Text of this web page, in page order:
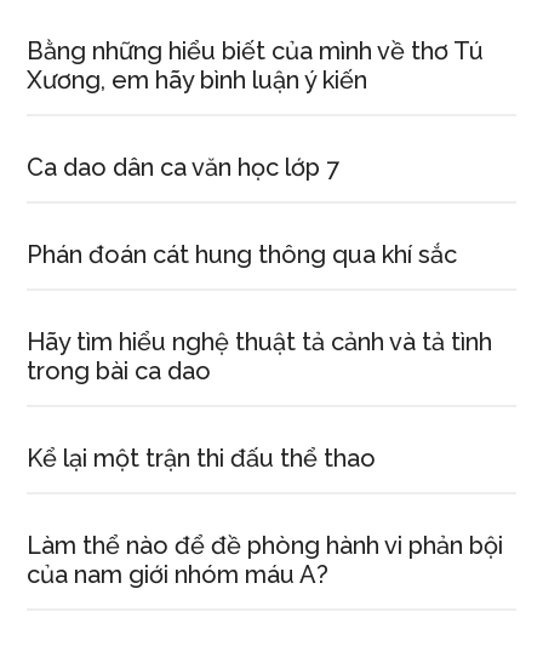
Bằng những hiểu biết của mình về thơ Tú
Xương, em hãy bình luận ý kiến
Ca dao dân ca văn học lớp 7
Phán đoán cát hung thông qua khí sắc
Hãy tìm hiểu nghệ thuật tả cảnh và tả tình
trong bài ca dao
Kể lại một trận thi đấu thể thao
Làm thể nào để đề phòng hành vi phản bội
của nam giới nhóm máu A?